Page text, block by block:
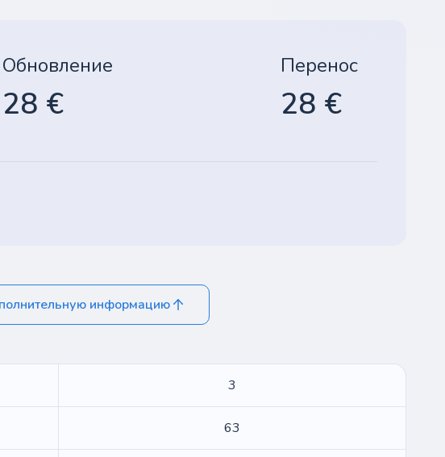
Обновление
28 €
Перенос
28 €
информацию
3
63